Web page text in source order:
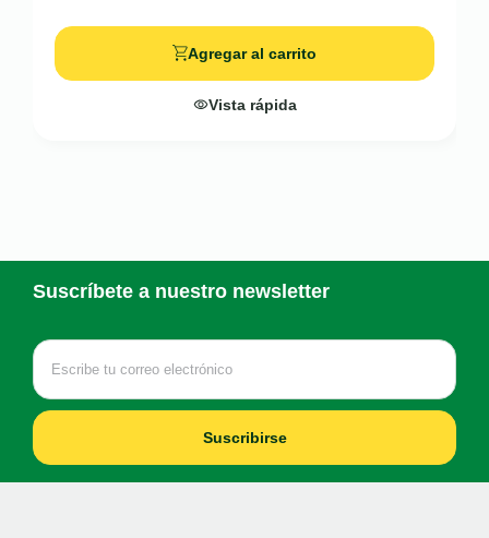
Agregar al carrito
Vista rápida
Suscríbete a nuestro newsletter
Suscribirse